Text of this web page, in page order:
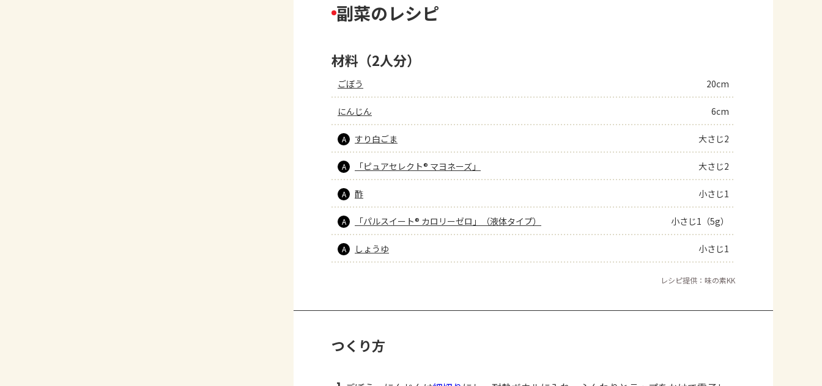
副菜のレシピ
材料（2人分）
ごぼう 20cm
にんじん 6cm
A すり白ごま 大さじ2
A 「ピュアセレクト® マヨネーズ」 大さじ2
A 酢 小さじ1
A 「パルスイート® カロリーゼロ」（液体タイプ） 小さじ1（5g）
A しょうゆ 小さじ1
レシピ提供：味の素KK
つくり方